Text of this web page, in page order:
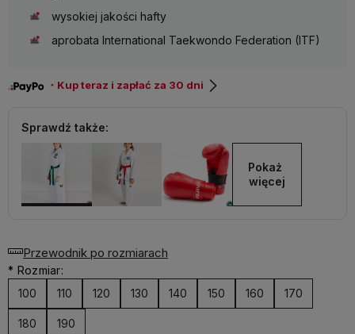
wysokiej jakości hafty
aprobata International Taekwondo Federation (ITF)
・Kup teraz i zapłać za 30 dni
Sprawdź także:
Pokaż
więcej
Przewodnik po rozmiarach
* Rozmiar:
100
110 120 130 140 150 160 170
180 190